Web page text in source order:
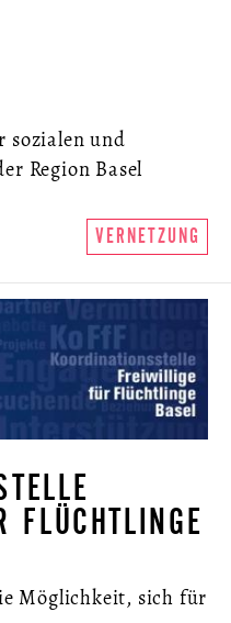
sozialen und
Region Basel
VERNETZUNG
FLÜCHTLINGE
Möglichkeit, sich für